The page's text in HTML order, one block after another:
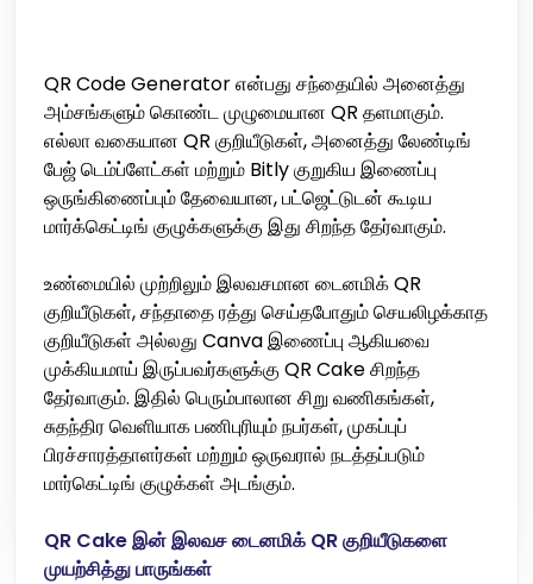
QR Code Generator என்பது சந்தையில் அனைத்து
அம்சங்களும் கொண்ட முழுமையான QR தளமாகும்.
எல்லா வகையான QR குறியீடுகள், அனைத்து லேண்டிங்
பேஜ் டெம்ப்ளேட்கள் மற்றும் Bitly குறுகிய இணைப்பு
ஒருங்கிணைப்பும் தேவையான, பட்ஜெட்டுடன் கூடிய
மார்க்கெட்டிங் குழுக்களுக்கு இது சிறந்த தேர்வாகும்.
உண்மையில் முற்றிலும் இலவசமான டைனமிக் QR
குறியீடுகள், சந்தாதை ரத்து செய்தபோதும் செயலிழக்காத
குறியீடுகள் அல்லது Canva இணைப்பு ஆகியவை
முக்கியமாய் இருப்பவர்களுக்கு QR Cake சிறந்த
தேர்வாகும். இதில் பெரும்பாலான சிறு வணிகங்கள்,
சுதந்திர வெளியாக பணிபுரியும் நபர்கள், முகப்புப்
பிரச்சாரத்தாளர்கள் மற்றும் ஒருவரால் நடத்தப்படும்
மார்கெட்டிங் குழுக்கள் அடங்கும்.
QR Cake இன் இலவச டைனமிக் QR குறியீடுகளை
முயற்சித்து பாருங்கள்